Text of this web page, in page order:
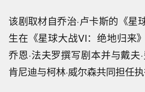
该剧取材自乔治·卢卡斯的《星
生在《星球大战VI：绝地归来
乔恩·法夫罗撰写剧本并与戴夫
肯尼迪与柯林·威尔森共同担任执